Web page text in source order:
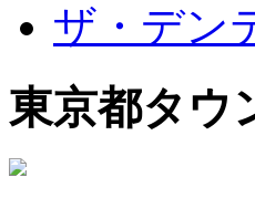
ザ・デン
東京都タウ